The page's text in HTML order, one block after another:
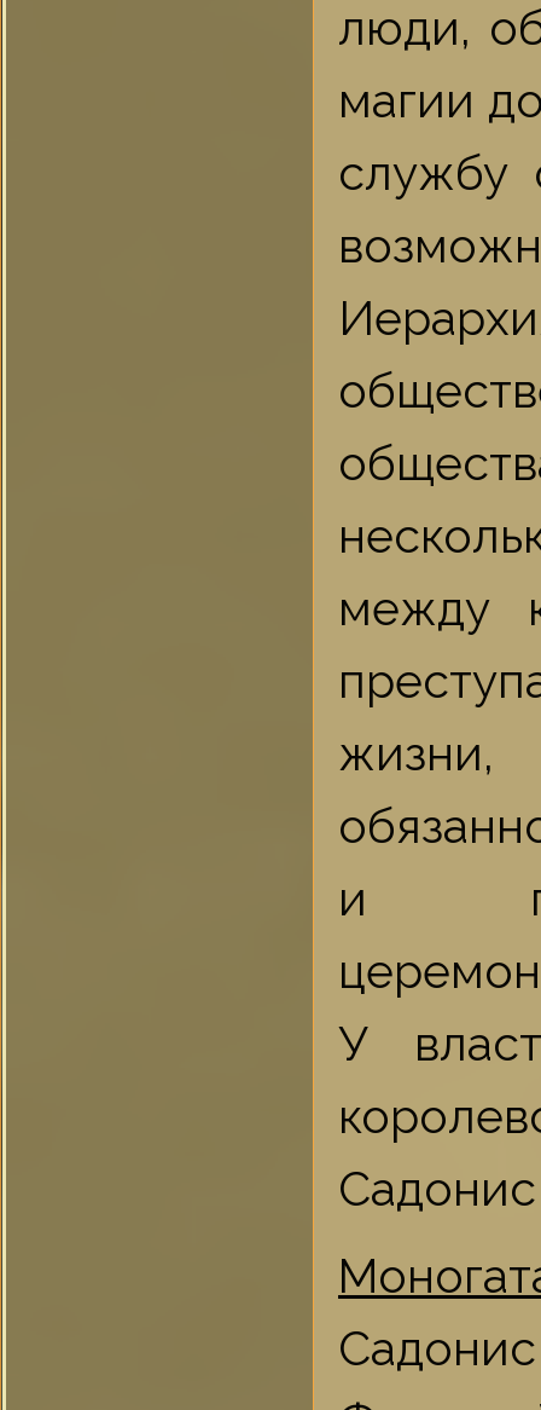
люди,
магии
службу
между
и
У